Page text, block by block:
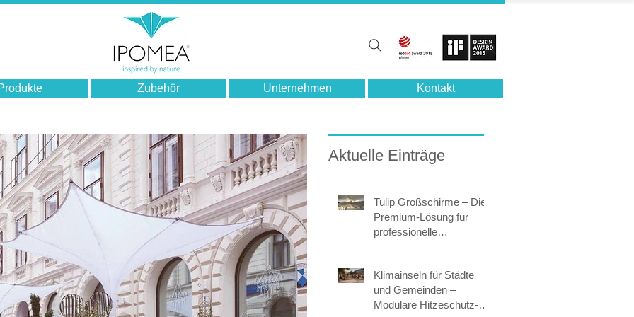
Zubehör Unternehmen Kontakt
Aktuelle Einträge
Tulip Großschirme – Die
Premium-Lösung für
professionelle
Klimainseln für Städte
und Gemeinden –
Modulare Hitzeschutz-